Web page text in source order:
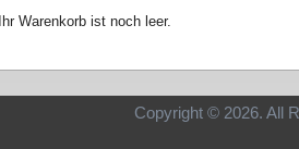
Ihr Warenkorb ist noch leer.
Copyright ©